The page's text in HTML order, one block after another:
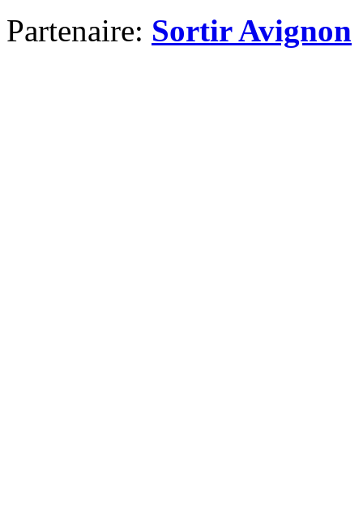
Partenaire: Sortir Avignon